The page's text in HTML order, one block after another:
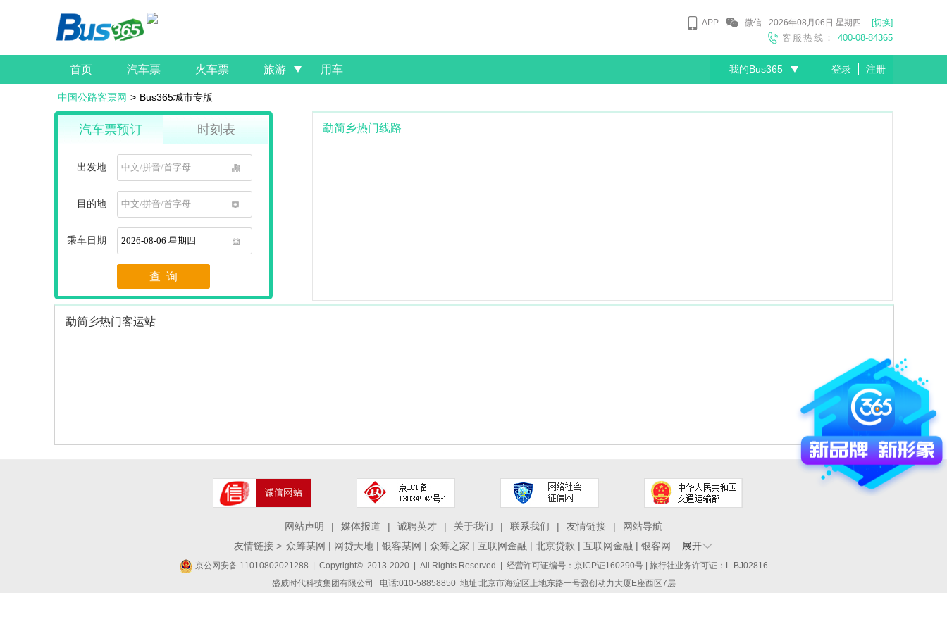
APP 微信 2026年08月06日 星期四 [切换]
客服热线： 400-08-84365
首页 汽车票 火车票 旅游 用车 我的Bus365 登录 注册
中国公路客票网 > Bus365城市专版
汽车票预订 时刻表
出发地
目的地
1
乘车日期
1
查 询
勐简乡热门线路
勐简乡热门客运站
网站声明 | 媒体报道 | 诚聘英才 | 关于我们 | 联系我们 | 友情链接 |
网站导航
友情链接 > 众筹某网 | 网贷天地 | 银客某网 | 众筹之家 | 互联网金融 | 北京贷款 | 互联网金融 | 银客网 展开
京公网安备 11010802021288 | Copyright© 2013-2020 | All Rights Reserved | 经营许可证编号：京ICP证160290号 | 旅行社业务许可证：L-BJ02816
盛威时代科技集团有限公司 电话:010-58858850 地址:北京市海淀区上地东路一号盈创动力大厦E座西区7层